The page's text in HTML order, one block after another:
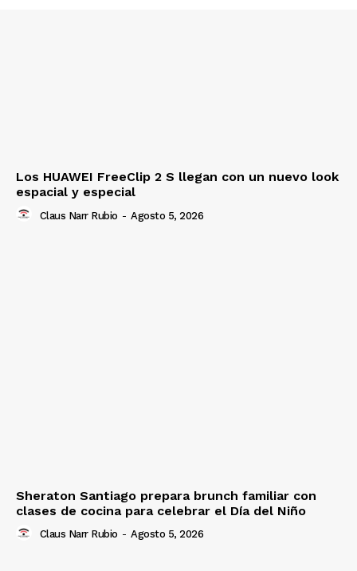
Los HUAWEI FreeClip 2 S llegan con un nuevo look
espacial y especial
Claus Narr Rubio - Agosto 5, 2026
Sheraton Santiago prepara brunch familiar con
clases de cocina para celebrar el Día del Niño
Claus Narr Rubio - Agosto 5, 2026